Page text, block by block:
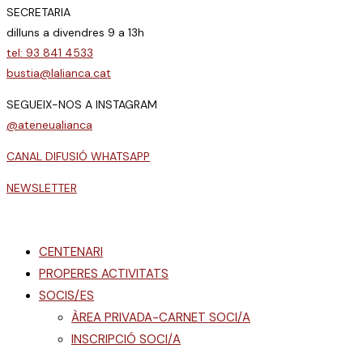
SECRETARIA
dilluns a divendres 9 a 13h
tel: 93 841 4533
bustia@lalianca.cat
SEGUEIX-NOS A INSTAGRAM
@ateneualianca
CANAL DIFUSIÓ WHATSAPP
NEWSLETTER
CENTENARI
PROPERES ACTIVITATS
SOCIS/ES
ÀREA PRIVADA-CARNET SOCI/A
INSCRIPCIÓ SOCI/A